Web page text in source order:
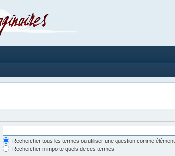
Rechercher tous les termes ou utiliser une question comme élément
Rechercher n’importe quels de ces termes